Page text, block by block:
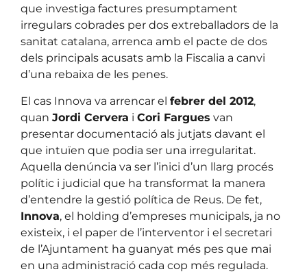
que investiga factures presumptament
irregulars cobrades per dos extreballadors de la
sanitat catalana, arrenca amb el pacte de dos
dels principals acusats amb la Fiscalia a canvi
d’una rebaixa de les penes.
El cas Innova va arrencar el febrer del 2012,
quan Jordi Cervera i Cori Fargues van
presentar documentació als jutjats davant el
que intuïen que podia ser una irregularitat.
Aquella denúncia va ser l’inici d’un llarg procés
polític i judicial que ha transformat la manera
d’entendre la gestió política de Reus. De fet,
Innova, el holding d’empreses municipals, ja no
existeix, i el paper de l’interventor i el secretari
de l’Ajuntament ha guanyat més pes que mai
en una administració cada cop més regulada.